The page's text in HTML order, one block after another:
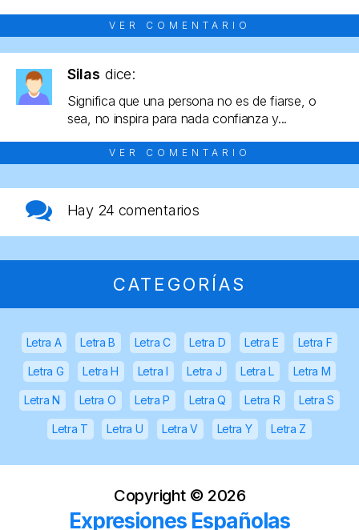
VER COMENTARIO
Silas dice:
Significa que una persona no es de fiarse, o
sea, no inspira para nada confianza y...
VER COMENTARIO
Hay 24 comentarios
CATEGORÍAS
Letra A Letra B Letra C Letra D Letra E Letra F
Letra G Letra H Letra I Letra J Letra L Letra M
Letra N Letra O Letra P Letra Q Letra R Letra S
Letra T Letra U Letra V Letra Y Letra Z
Copyright © 2026
Expresiones Españolas